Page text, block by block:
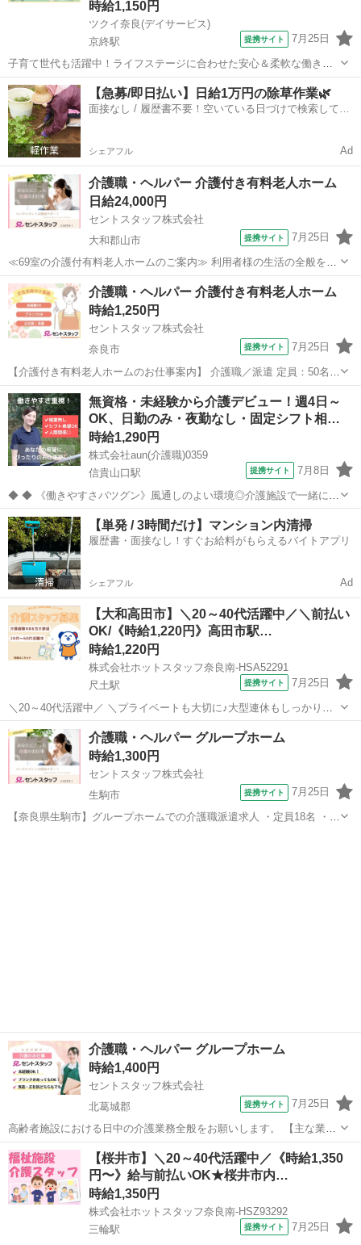
時給1,150円
ツクイ奈良(デイサービス)
京終駅
提携サイト 7月25日
子育て世代も活躍中！ライフステージに合わせた安心＆柔軟な働き方
を実現！家庭と仕事の両立を応援します◎ ★☆ 働きやすいメリット多
数 ★☆ ＼＼サービス・職種の魅力／／ 「今私たちに求められている
ことは何だろう」「どんな工...
奈良 奈良市 京終駅 介護
【急募/即日払い】日給1万円の除草作業🌿
面接なし / 履歴書不要！空いている日づけで検索して即
シェアフル Ad
介護職・ヘルパー 介護付き有料老人ホーム
日給24,000円
セントスタッフ株式会社
大和郡山市
提携サイト 7月25日
≪69室の介護付有料老人ホームのご案内≫ 利用者様の生活の全般を介
助して頂きます。 マイカー通勤可能。 幅広い年齢層の方に活躍して頂
けます。 勤務時間や曜日もご相談下さい。 派遣でのご勤務になりま
す。 夜勤専従のお仕事になり...
奈良 大和郡山市
介護職・ヘルパー 介護付き有料老人ホーム
時給1,250円
セントスタッフ株式会社
奈良市
提携サイト 7月25日
【介護付き有料老人ホームのお仕事案内】 介護職／派遣 定員：50名
週3日～勤務できる方 土日どちらか勤務できる方 お仕事内容 介護付き
有料老人ホームにおける介護業務全般をお願いします ・身体介助(食
事、排泄、入浴、移乗...
奈良 奈良市 介護
無資格・未経験から介護デビュー！週4日～
OK、日勤のみ・夜勤なし・固定シフト相…
時給1,290円
株式会社aun(介護職)0359
信貴山口駅
提携サイト 7月8日
◆ ◆ 《働きやすさバツグン》風通しのよい環境◎介護施設で一緒に働
きませんか？ スタッフのサポート体制やのびのびとした職場環境も魅
力のひとつ！ みんなが働きやすい環境づくりに注力しています。 私た
ちと一緒にお仕事始めませ...
奈良 生駒郡 信貴山口駅 介護
【単発 / 3時間だけ】マンション内清掃
履歴書・面接なし！すぐお給料がもらえるバイトアプリ
シェアフル Ad
【大和高田市】＼20～40代活躍中／＼前払い
OK/《時給1,220円》高田市駅…
時給1,220円
株式会社ホットスタッフ奈良南-HSA52291
尺土駅
提携サイト 7月25日
＼20～40代活躍中／ ＼プライベートも大切に♪大型連休もしっかり完
備♪/ ================ 《 作業内容のご紹介 》
================ デイサービス施設での利用者様の生活サポート
スタッ...
奈良 大和高田市 介護
介護職・ヘルパー グループホーム
時給1,300円
セントスタッフ株式会社
生駒市
提携サイト 7月25日
【奈良県生駒市】グループホームでの介護職派遣求人 ・定員18名 ・利
介護職・ヘルパー グループホーム
時給1,400円
セントスタッフ株式会社
北葛城郡
提携サイト 7月25日
高齢者施設における日中の介護業務全般をお願いします。 【主な業務
内容】 ・食事介助／排泄介助／入浴介助 ・移乗／誘導／コール対応
・離床介助／臥床介助 ・更衣／口腔ケア／服薬介助 ・申し送り／カン
ファレンス ・介護記録の記...
奈良 北葛城郡 介護
【桜井市】＼20～40代活躍中／《時給1,350
円〜》給与前払いOK★桜井市内…
時給1,350円
株式会社ホットスタッフ奈良南-HSZ93292
三輪駅
提携サイト 7月25日